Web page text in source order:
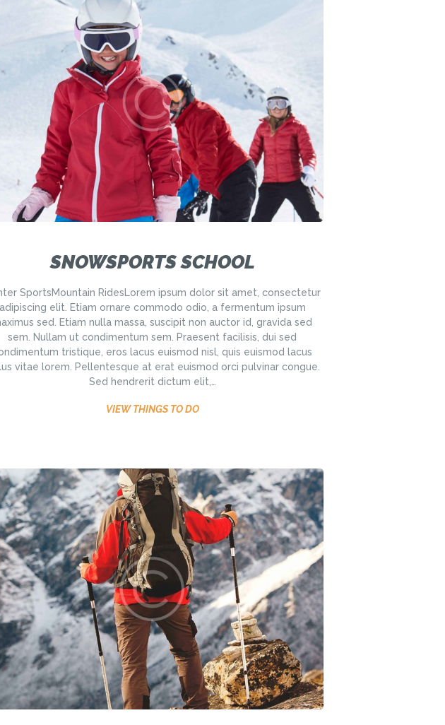
SNOWSPORTS SCHOOL
SportsMountain RidesLorem ipsum dolor sit amet, consectetur
adipiscing elit. Etiam ornare commodo odio, a fermentum ipsum
sed. Etiam nulla massa, suscipit non auctor id, gravida sed
sem. Nullam ut condimentum sem. Praesent facilisis, dui sed
tristique, eros lacus euismod nisl, quis euismod lacus
vitae lorem. Pellentesque at erat euismod orci pulvinar congue.
Sed hendrerit dictum elit,…
VIEW THINGS TO DO